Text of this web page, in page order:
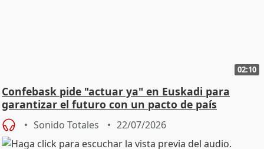
02:10
Confebask pide "actuar ya" en Euskadi para
garantizar el futuro con un pacto de país
Sonido Totales 22/07/2026